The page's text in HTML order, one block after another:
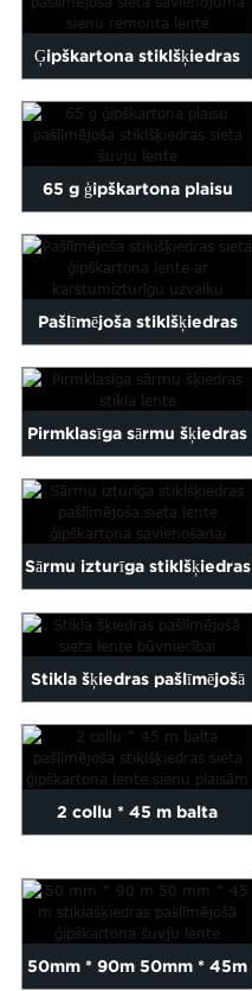
Ģipškartona stiklšķiedras
pašlīmējošais šuvju šuvju...
65 g ģipškartona plaisu
pašlīmējoša stiklšķiedras
līme...
Pašlīmējoša stiklšķiedras
sieta ģipškartona lente ar...
Pirmklasīga sārmu šķiedras
stikla lente
Sārmu izturīga stiklšķiedras
pašlīmējoša plēve
Stikla šķiedras pašlīmējošā
sieta lente būvniecībai
2 collu * 45 m balta
sieta...
50mm * 90m 50mm * 45m